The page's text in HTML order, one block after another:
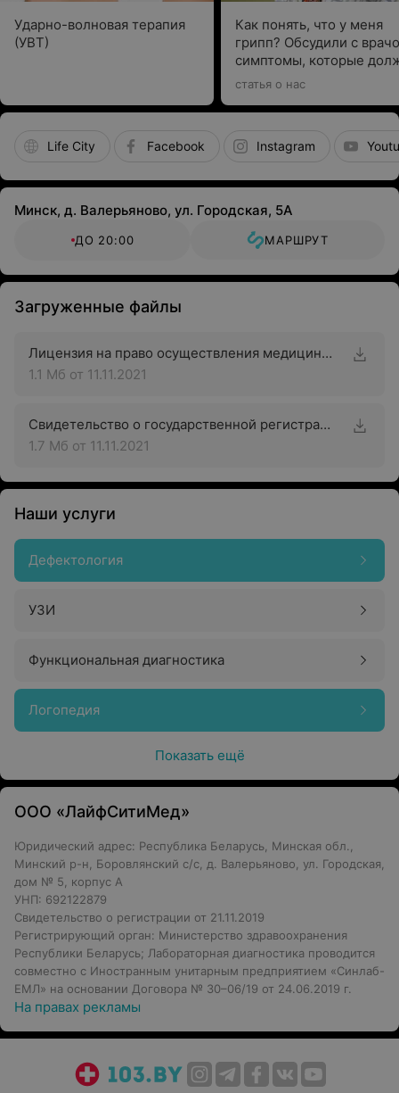
Ударно-волновая терапия
(УВТ)
Как понять, что у меня
грипп? Обсудили с
симптомы, которые
насторожить
статья о нас
Life City Facebook Instagram
Минск, д. Валерьяново, ул. Городская, 5А
ДО 20:00 МАРШРУТ
Загруженные файлы
Лицензия на право осуществления медицинской деятельности
1.1 Мб от 11.11.2021
Свидетельство о государственной регистрации
1.7 Мб от 11.11.2021
Наши услуги
Дефектология
УЗИ
Функциональная диагностика
Логопедия
Показать ещё
ООО «ЛайфСитиМед»
Юридический адрес: Республика Беларусь, Минская обл.,
Минский р-н, Боровлянский с/с, д. Валерьяново, ул. Городская,
дом № 5, корпус А
УНП: 692122879
Свидетельство о регистрации от 21.11.2019
Регистрирующий орган: Министерство здравоохранения
Республики Беларусь; Лабораторная диагностика проводится
совместно с Иностранным унитарным предприятием «Синлаб-
ЕМЛ» на основании Договора № 30–06/19 от 24.06.2019 г.
На правах рекламы